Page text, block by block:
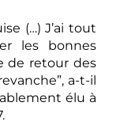
(…) J’ai tout
les bonnes
de retour des
a-t-il
élu à